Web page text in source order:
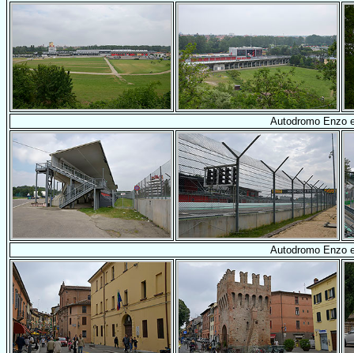
Autodromo Enzo
Autodromo Enzo